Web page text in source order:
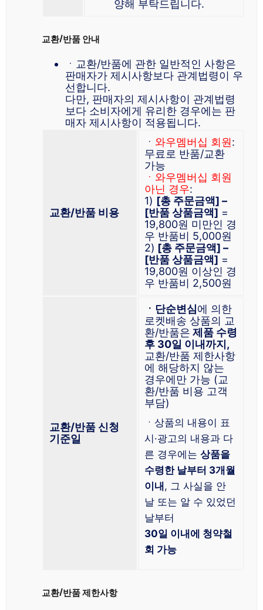
양해 부탁드립니다.
교환/반품 안내
ㆍ교환/반품에 관한 일반적인 사항은
판매자가 제시사항보다 관계법령이 우
선합니다.
다만, 판매자의 제시사항이 관계법령
보다 소비자에게 유리한 경우에는 판
매자 제시사항이 적용됩니다.
교환/반품 비용
ㆍ 와우멤버십 회원:
무료로 반품/교환
가능
ㆍ와우멤버십 회원
아닌 경우:
1) [총 주문금액] –
[반품 상품금액] =
19,800원 미만인 경
우 반품비 5,000원
2) [총 주문금액] –
[반품 상품금액] =
19,800원 이상인 경
우 반품비 2,500원
교환/반품 신청
기준일
ㆍ단순변심에 의한
로켓배송 상품의 교
환/반품은 제품 수령
후 30일 이내까지,
교환/반품 제한사항
에 해당하지 않는
경우에만 가능 (교
환/반품 비용 고객
부담)
ㆍ상품의 내용이 표
시·광고의 내용과 다
른 경우에는 상품을
수령한 날부터 3개월
이내, 그 사실을 안
날 또는 알 수 있었던
날부터
30일 이내에 청약철
회 가능
교환/반품 제한사항